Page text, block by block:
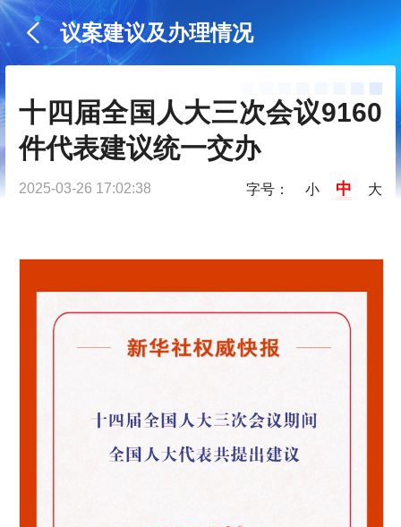
议案建议及办理情况
十四届全国人大三次会议9160
件代表建议统一交办
2025-03-26 17:02:38 字号： 小 中 大